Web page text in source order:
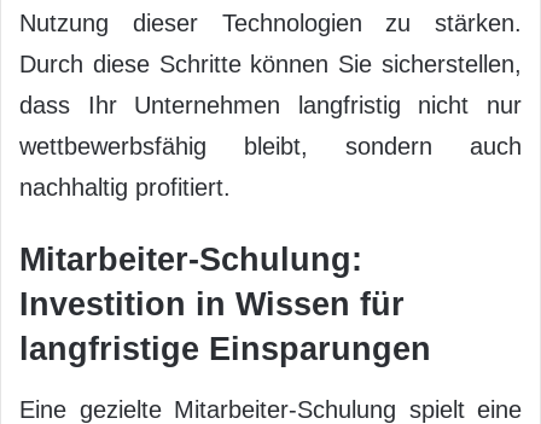
Nutzung dieser Technologien zu stärken.
Durch diese Schritte können Sie sicherstellen,
dass Ihr Unternehmen langfristig nicht nur
wettbewerbsfähig bleibt, sondern auch
nachhaltig profitiert.
Mitarbeiter-Schulung:
Investition in Wissen für
langfristige Einsparungen
Eine gezielte Mitarbeiter-Schulung spielt eine